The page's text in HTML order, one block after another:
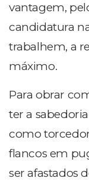
vantagem,
candidatura
trabalhem, a
máximo.
Para obrar
ter a
como
flancos em
ser afastados